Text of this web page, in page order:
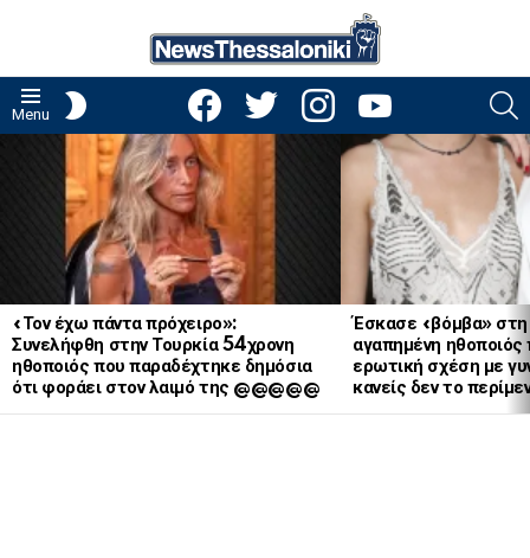
Menu
facebooktwitter instagramyoutube
«Τον έχω πάντα πρόχειρο»:
Συνελήφθη στην Τουρκία 54χρονη
ηθοποιός που παραδέχτηκε δημόσια
ότι φοράει στον λαιμό της @@@@@
Έσκασε «βόμβα»
αγαπημένη
ερωτική σχέση με
κανείς δεν το